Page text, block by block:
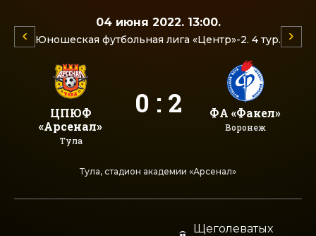
04 июня 2022. 13:00.
Юношеская футбольная лига «Центр»-2. 4 тур.
ЦПЮФ
«Арсенал»
Тула
0 : 2 ФА «Факел»
Воронеж
Тула, стадион академии «Арсенал»
Щеголеватых